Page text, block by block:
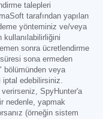
talepleri
tarafından yapılan
yönteminiz ve/veya
kullanılabilirliğini
sonra ücretlendirme
sona ermeden
bölümünden veya
iptal edebilirsiniz.
SpyHunter'a
nedenle, yapmak
(örneğin sistem